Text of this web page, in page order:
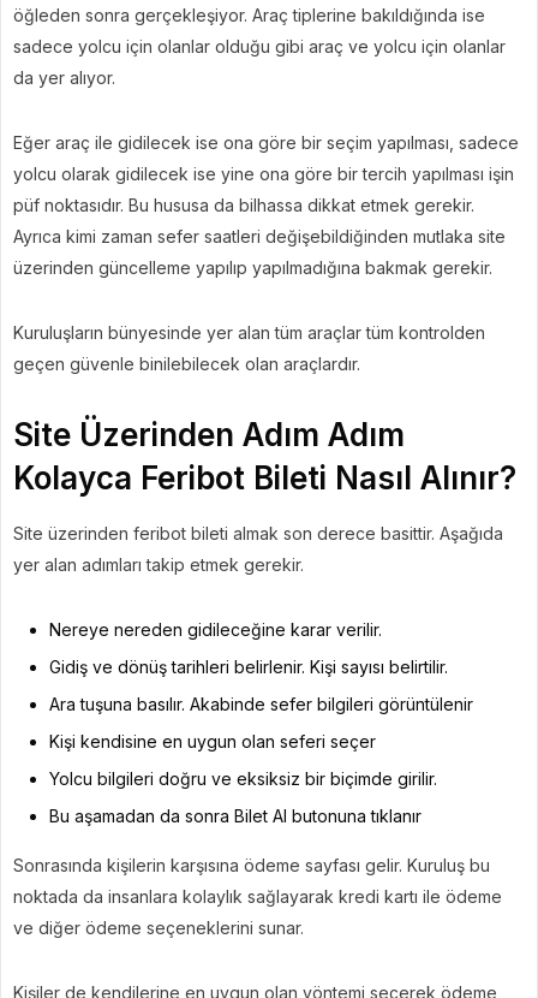
öğleden sonra gerçekleşiyor. Araç tiplerine bakıldığında ise
sadece yolcu için olanlar olduğu gibi araç ve yolcu için olanlar
da yer alıyor.
Eğer araç ile gidilecek ise ona göre bir seçim yapılması, sadece
yolcu olarak gidilecek ise yine ona göre bir tercih yapılması işin
püf noktasıdır. Bu hususa da bilhassa dikkat etmek gerekir.
Ayrıca kimi zaman sefer saatleri değişebildiğinden mutlaka site
üzerinden güncelleme yapılıp yapılmadığına bakmak gerekir.
Kuruluşların bünyesinde yer alan tüm araçlar tüm kontrolden
geçen güvenle binilebilecek olan araçlardır.
Site Üzerinden Adım Adım
Kolayca Feribot Bileti Nasıl Alınır?
Site üzerinden feribot bileti almak son derece basittir. Aşağıda
yer alan adımları takip etmek gerekir.
Nereye nereden gidileceğine karar verilir.
Gidiş ve dönüş tarihleri belirlenir. Kişi sayısı belirtilir.
Ara tuşuna basılır. Akabinde sefer bilgileri görüntülenir
Kişi kendisine en uygun olan seferi seçer
Yolcu bilgileri doğru ve eksiksiz bir biçimde girilir.
Bu aşamadan da sonra Bilet Al butonuna tıklanır
Sonrasında kişilerin karşısına ödeme sayfası gelir. Kuruluş bu
noktada da insanlara kolaylık sağlayarak kredi kartı ile ödeme
ve diğer ödeme seçeneklerini sunar.
Kişiler de kendilerine en uygun olan yöntemi seçerek ödeme